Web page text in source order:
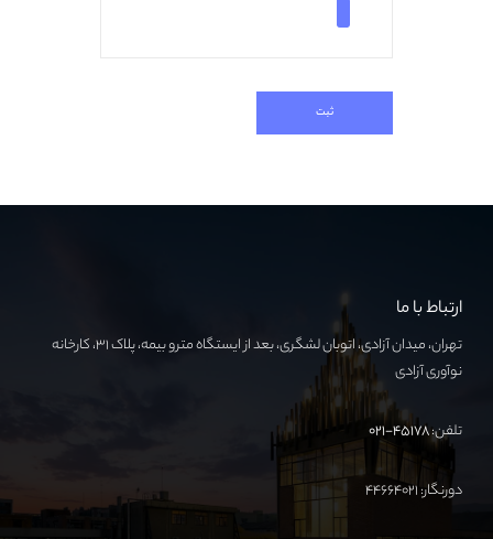
ارتباط با ما
تهران، میدان آزادی، اتوبان لشگری، بعد از ایستگاه مترو بیمه، پلاک ۳۱، کارخانه
نوآوری آزادی
تلفن:۴۵۱۷۸-۰۲۱
دورنگار: ۴۴۶۶۴۰۲۱